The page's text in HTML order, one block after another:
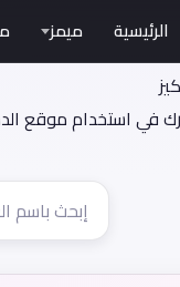
في استخدام موقع
الرئيسية ميمز